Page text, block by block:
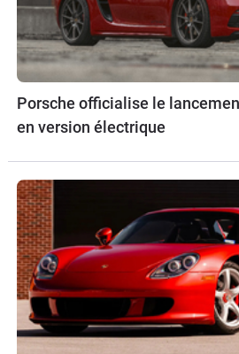
Porsche officialise le
en version électrique